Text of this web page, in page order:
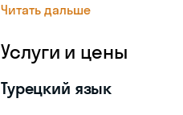
Читать дальше
Услуги и цены
Турецкий язык